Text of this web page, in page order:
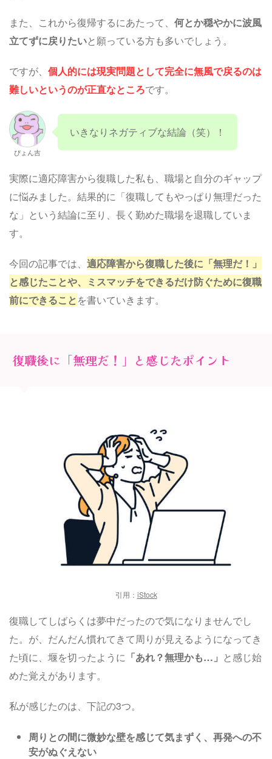
また、これから復帰するにあたって、 何とか穏やかに波風
立てずに戻りたいと願っている方も多いでしょう。
ですが、 個人的には現実問題として完全に無風で戻るのは
難しいというのが正直なところです。
ぴょん吉
いきなりネガティブな結論（笑）！
実際に適応障害から復職した私も、職場と自分のギャップ
に悩みました。結果的に「復職してもやっぱり無理だった
な」という結論に至り、長く勤めた職場を退職していま
す。
今回の記事では、 適応障害から復職した後に「無理だ！」
と感じたことや、ミスマッチをできるだけ防ぐために復職
前にできることを書いていきます。
復職後に「無理だ！」と感じたポイント
引用： iStock
復職してしばらくは夢中だったので気になりませんでし
た。が、だんだん慣れてきて周りが見えるようになってき
た頃に、堰を切ったように 「あれ？無理かも…」 と感じ始
めた覚えがあります。
私が感じたのは、下記の3つ。
周りとの間に微妙な壁を感じて気まずく、再発への不
安がぬぐえない